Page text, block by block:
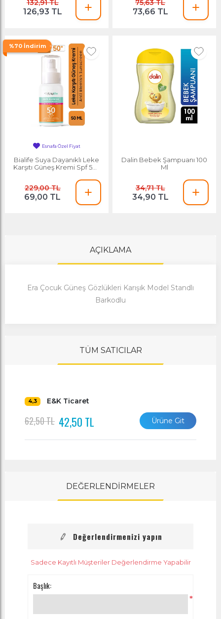
132,91 TL
126,93 TL
75,63 TL
73,66 TL
%70 İndirim
Esnafa Özel Fiyat
Bialife Suya Dayanıklı Leke
Karşıtı Güneş Kremi Spf 50+
229,00 TL
69,00 TL
Dalin Bebek Şampuanı 100
Ml
34,71 TL
34,90 TL
AÇIKLAMA
Era Çocuk Güneş Gözlükleri Karışık Model Standlı
Barkodlu
TÜM SATICILAR
4,3 E&K Ticaret
62,50 TL 42,50 TL Ürüne Git
DEĞERLENDİRMELER
Değerlendirmenizi yapın
Sadece Kayıtlı Müşteriler Değerlendirme Yapabilir
Başlık:
*